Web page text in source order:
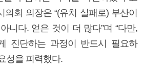
의회 의장은 “(유치 실패로) 부산이
니다. 얻은 것이 더 많다”며 “다만,
진단하는 과정이 반드시 필요하
성을 피력했다.